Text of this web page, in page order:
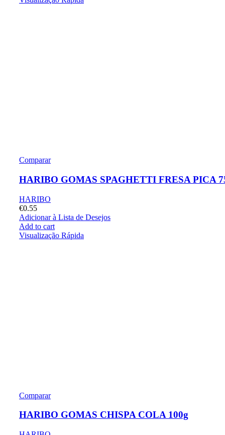
Comparar
HARIBO GOMAS SPAGHETTI FRESA PICA
HARIBO
€0.55
Adicionar à Lista de Desejos
Add to cart
Visualização Rápida
Comparar
HARIBO GOMAS CHISPA COLA 100g